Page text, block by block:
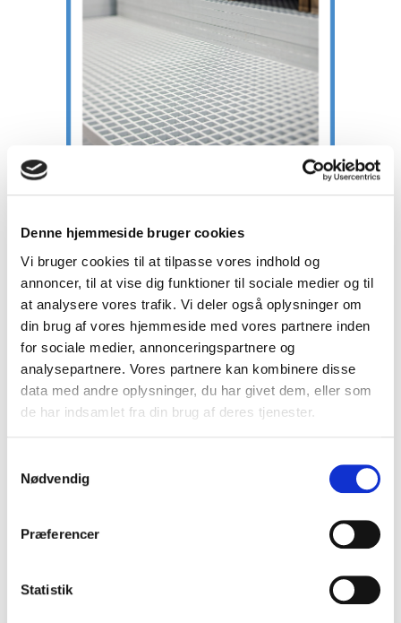
Denne hjemmeside bruger cookies
Vi bruger cookies til at tilpasse vores indhold og
annoncer, til at vise dig funktioner til sociale medier og til
at analysere vores trafik. Vi deler også oplysninger om
din brug af vores hjemmeside med vores partnere inden
for sociale medier, annonceringspartnere og
analysepartnere. Vores partnere kan kombinere disse
data med andre oplysninger, du har givet dem, eller som
de har indsamlet fra din brug af deres tjenester.
Nødvendig
Præferencer
Statistik
Sokkelaffugtere